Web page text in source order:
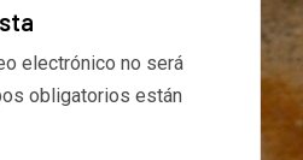
electrónico no será
obligatorios están